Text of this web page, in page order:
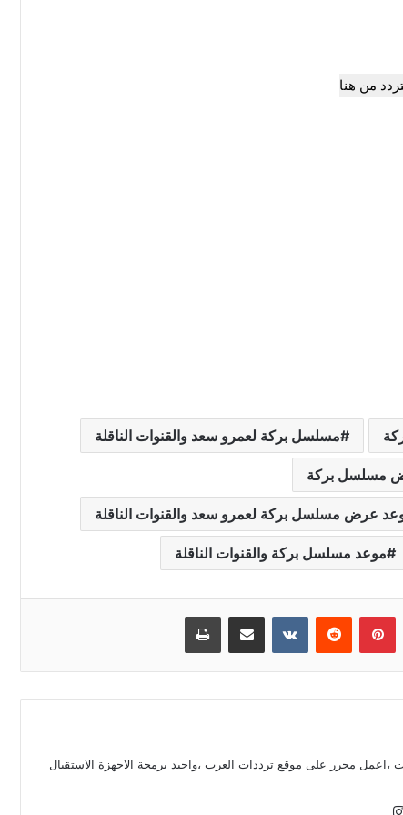
من هنا
مسلسل بركة لعمرو سعد والقنوات الناقلة
مسلسل بركة
عرض مسلسل بركة لعمرو سعد والقنوات الناقلة
موعد مسلسل بركة والقنوات الناقلة
بينتيريست مشاركة عبر البريد طباعة
،اعمل محرر على موقع ترددات العرب ،واجيد برمجة الاجهزة الاستقبال